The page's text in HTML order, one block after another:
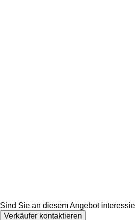
Sind Sie an diesem Angebot
Verkäufer kontaktieren